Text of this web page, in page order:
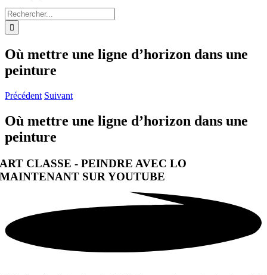
Rechercher:
Où mettre une ligne d’horizon dans une
peinture
Précédent Suivant
Où mettre une ligne d’horizon dans une
peinture
ART CLASSE - PEINDRE AVEC LO
MAINTENANT SUR YOUTUBE